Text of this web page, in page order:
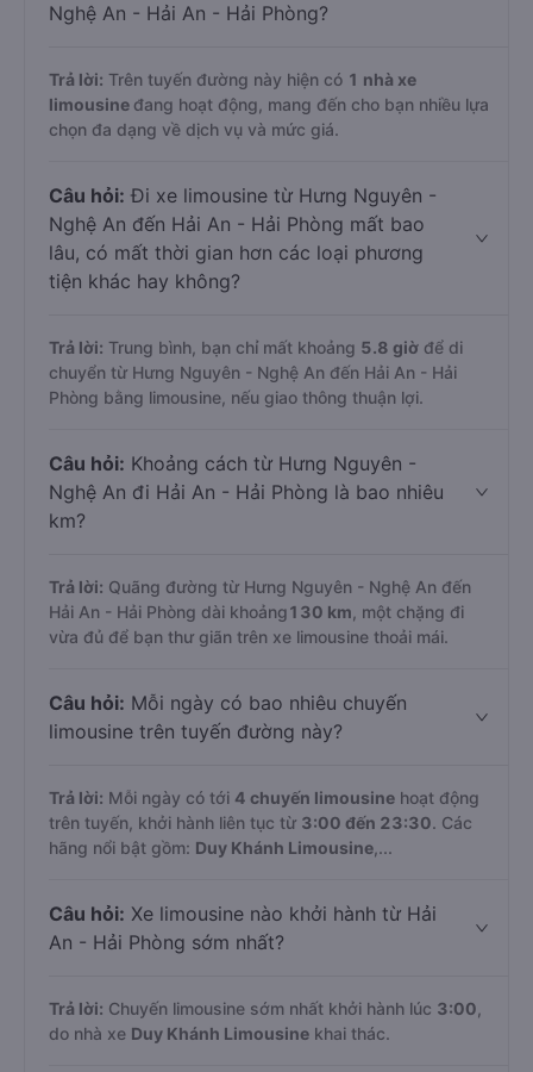
Nghệ An - Hải An - Hải Phòng?
Trả lời: Trên tuyến đường này hiện có 1 nhà xe
limousine đang hoạt động, mang đến cho bạn nhiều lựa
chọn đa dạng về dịch vụ và mức giá.
Câu hỏi: Đi xe limousine từ Hưng Nguyên -
Nghệ An đến Hải An - Hải Phòng mất bao
lâu, có mất thời gian hơn các loại phương
tiện khác hay không?
Trả lời: Trung bình, bạn chỉ mất khoảng 5.8 giờ để di
chuyển từ Hưng Nguyên - Nghệ An đến Hải An - Hải
Phòng bằng limousine, nếu giao thông thuận lợi.
Câu hỏi: Khoảng cách từ Hưng Nguyên -
Nghệ An đi Hải An - Hải Phòng là bao nhiêu
km?
Trả lời: Quãng đường từ Hưng Nguyên - Nghệ An đến
Hải An - Hải Phòng dài khoảng130 km , một chặng đi
vừa đủ để bạn thư giãn trên xe limousine thoải mái.
Câu hỏi: Mỗi ngày có bao nhiêu chuyến
limousine trên tuyến đường này?
Trả lời: Mỗi ngày có tới 4 chuyến limousine hoạt động
trên tuyến, khởi hành liên tục từ 3:00 đến 23:30. Các
hãng nổi bật gồm: Duy Khánh Limousine ,...
Câu hỏi: Xe limousine nào khởi hành từ Hải
An - Hải Phòng sớm nhất?
Trả lời: Chuyến limousine sớm nhất khởi hành lúc 3:00
do nhà xe Duy Khánh Limousine khai thác.